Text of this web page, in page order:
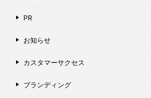
PR
お知らせ
カスタマーサクセス
ブランディング